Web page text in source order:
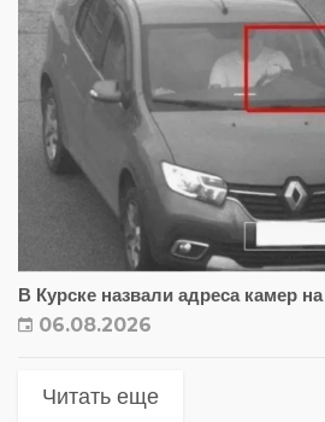
В Курске назвали адреса камер
06.08.2026
Читать еще